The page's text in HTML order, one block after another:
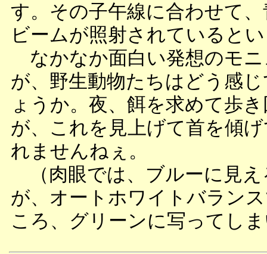
す。その子午線に合わせて
ビームが照射されていると
なかなか面白い発想のモ
が、野生動物たちはどう感
ょうか。夜、餌を求めて歩
が、これを見上げて首を傾
れませんねぇ。
（肉眼では、ブルーに見え
が、オートホワイトバラン
ころ、グリーンに写ってし